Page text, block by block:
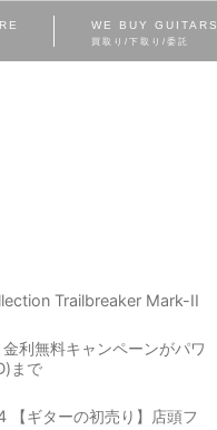
WE BUY GUITARS
買取り/下取り/委託
Trailbreaker Mark-II
利無料キャンペーンがパワ
まで
ギターの初売り】店頭フ